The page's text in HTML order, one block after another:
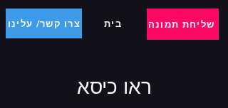
שליחת תמונה צרו קשר/ עלינו בית
ראו כיסא